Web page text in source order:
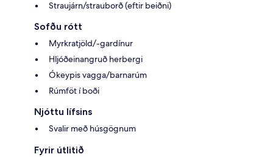
Straujárn/strauborð (eftir beiðni)
Sofðu rótt
Myrkratjöld/-gardínur
Hljóðeinangruð herbergi
Ókeypis vagga/barnarúm
Rúmföt í boði
Njóttu lífsins
Svalir með húsgögnum
Fyrir útlitið